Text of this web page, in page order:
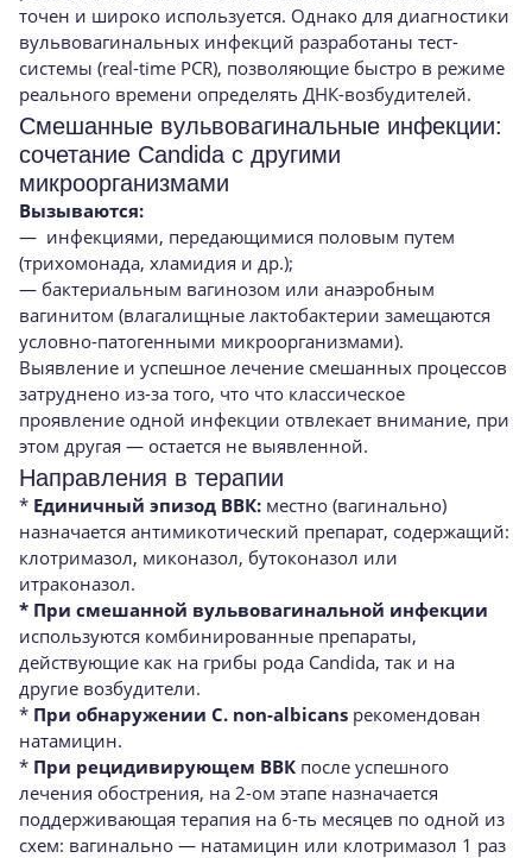
точен и широко используется. Однако для диагностики
вульвовагинальных инфекций разработаны тест-
системы (real-time PCR), позволяющие быстро в режиме
реального времени определять ДНК-возбудителей.
Смешанные вульвовагинальные инфекции:
сочетание Candida с другими
микроорганизмами
Вызываются:
— инфекциями, передающимися половым путем
(трихомонада, хламидия и др.);
— бактериальным вагинозом или анаэробным
вагинитом (влагалищные лактобактерии замещаются
условно-патогенными микроорганизмами).
Выявление и успешное лечение смешанных процессов
затруднено из-за того, что что классическое
проявление одной инфекции отвлекает внимание, при
этом другая — остается не выявленной.
Направления в терапии
* Единичный эпизод ВВК: местно (вагинально)
назначается антимикотический препарат, содержащий:
клотримазол, миконазол, бутоконазол или
итраконазол.
* При смешанной вульвовагинальной инфекции
используются комбинированные препараты,
действующие как на грибы рода Candidа, так и на
другие возбудители.
* При обнаружении C. non-albicans рекомендован
натамицин.
* При рецидивирующем ВВК после успешного
лечения обострения, на 2-ом этапе назначается
поддерживающая терапия на 6-ть месяцев по одной из
схем: вагинально — натамицин или клотримазол 1 раз